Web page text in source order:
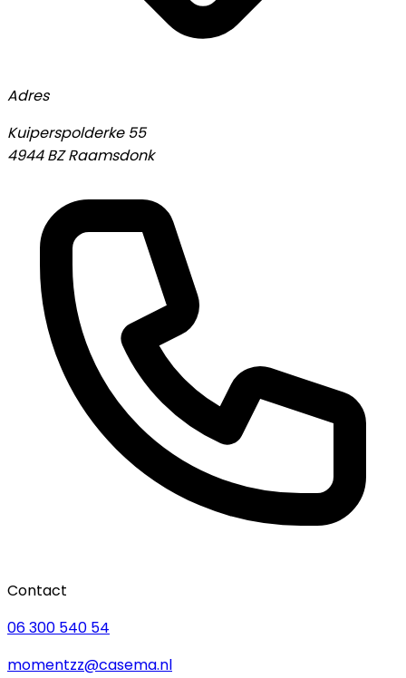
Adres
Kuiperspolderke 55
4944 BZ Raamsdonk
Contact
06 300 540 54
momentzz@casema.nl